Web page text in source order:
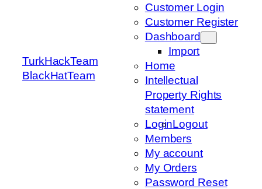
TurkHackTeam
BlackHatTeam
Customer Login
Customer Register
Dashboard
Import
Home
Intellectual
Property Rights
statement
LoginLogout
Members
My account
My Orders
Password Reset